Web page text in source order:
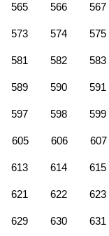
565 566 567
573 574 575
581 582 583
589 590 591
597 598 599
605 606 607
613 614 615
621 622 623
629 630 631